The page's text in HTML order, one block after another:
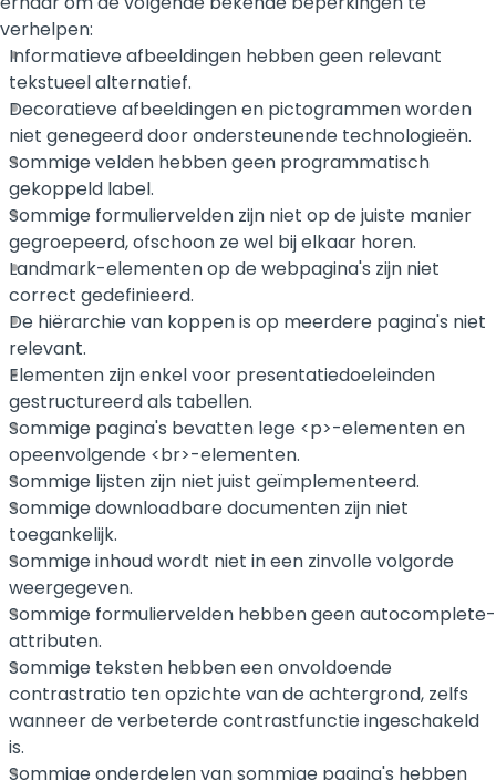
verhelpen:
Informatieve afbeeldingen hebben geen relevant
tekstueel alternatief.
Decoratieve afbeeldingen en pictogrammen worden
niet genegeerd door ondersteunende technologieën.
Sommige velden hebben geen programmatisch
gekoppeld label.
Sommige formuliervelden zijn niet op de juiste manier
gegroepeerd, ofschoon ze wel bij elkaar horen.
Landmark-elementen op de webpagina's zijn niet
correct gedefinieerd.
De hiërarchie van koppen is op meerdere pagina's niet
relevant.
Elementen zijn enkel voor presentatiedoeleinden
gestructureerd als tabellen.
Sommige pagina's bevatten lege <p>-elementen en
opeenvolgende <br>-elementen.
Sommige lijsten zijn niet juist geïmplementeerd.
Sommige downloadbare documenten zijn niet
toegankelijk.
Sommige inhoud wordt niet in een zinvolle volgorde
weergegeven.
Sommige formuliervelden hebben geen autocomplete-
attributen.
Sommige teksten hebben een onvoldoende
contrastratio ten opzichte van de achtergrond, zelfs
wanneer de verbeterde contrastfunctie ingeschakeld
is.
Sommige onderdelen van sommige pagina's hebben